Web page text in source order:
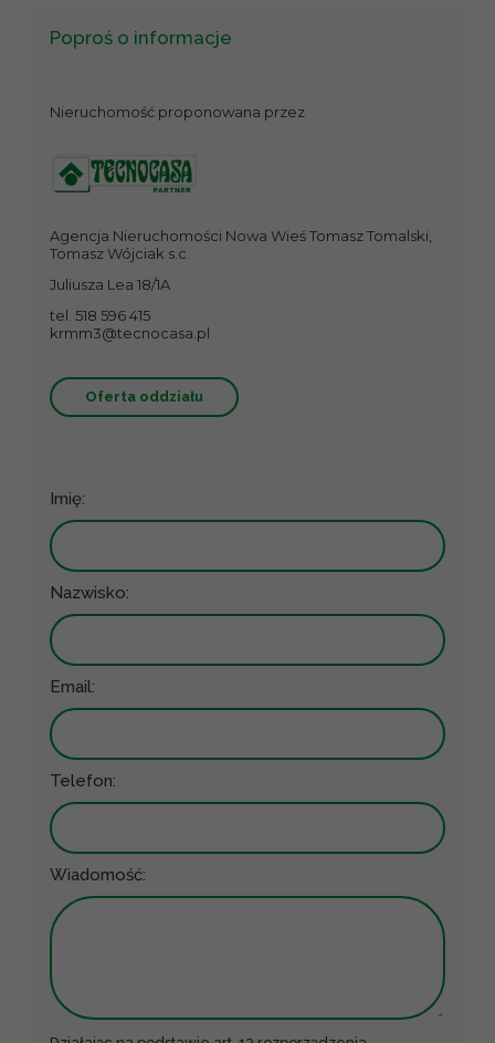
Poproś o informacje
Nieruchomość proponowana przez
Agencja Nieruchomości Nowa Wieś Tomasz Tomalski,
Tomasz Wójciak s.c.
Juliusza Lea 18/1A
tel. 518 596 415
krmm3@tecnocasa.pl
Oferta oddziału
Imię:
Nazwisko:
Email:
Telefon:
Wiadomość: